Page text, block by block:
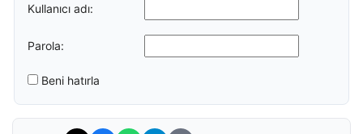
Kullanıcı adı:
Parola:
Beni hatırla